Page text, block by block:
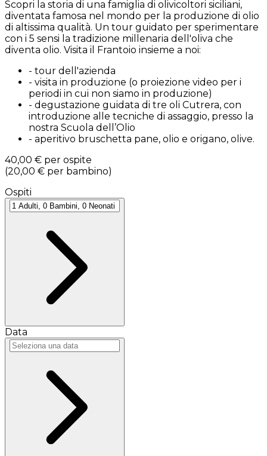
Scopri la storia di una famiglia di olivicoltori siciliani,
diventata famosa nel mondo per la produzione di olio
di altissima qualità. Un tour guidato per sperimentare
con i 5 sensi la tradizione millenaria dell'oliva che
diventa olio. Visita il Frantoio insieme a noi:
- tour dell'azienda
- visita in produzione (o proiezione video per i
periodi in cui non siamo in produzione)
- degustazione guidata di tre oli Cutrera, con
introduzione alle tecniche di assaggio, presso la
nostra Scuola dell’Olio
- aperitivo bruschetta pane, olio e origano, olive.
40,00 € per ospite
(20,00 € per bambino)
Ospiti
Data